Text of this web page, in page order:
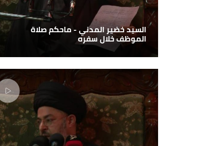
السيد خضير المدني - ماحكم صلاة
الموظف خلال سفره